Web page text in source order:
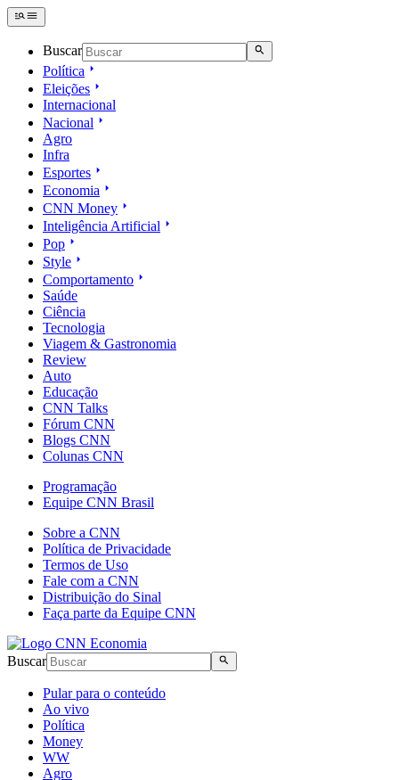
Buscar
Política
Eleições
Internacional
Nacional
Agro
Infra
Esportes
Economia
CNN Money
Inteligência Artificial
Pop
Style
Comportamento
Saúde
Ciência
Tecnologia
Viagem & Gastronomia
Review
Auto
Educação
CNN Talks
Fórum CNN
Blogs CNN
Colunas CNN
Programação
Equipe CNN Brasil
Sobre a CNN
Política de Privacidade
Termos de Uso
Fale com a CNN
Distribuição do Sinal
Faça parte da Equipe CNN
Buscar
Pular para o conteúdo
Ao vivo
Política
Money
WW
Agro